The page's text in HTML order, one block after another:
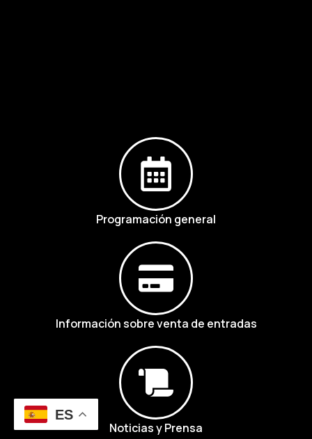
Programación general
Información sobre venta de entradas
Noticias y Prensa
ES